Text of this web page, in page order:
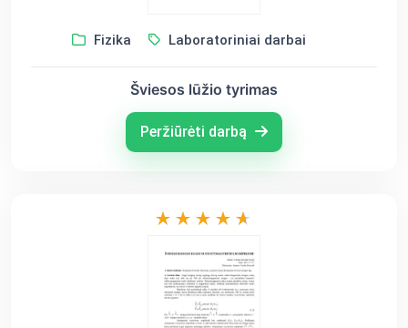
Fizika Laboratoriniai darbai
Šviesos lūžio tyrimas
Peržiūrėti darbą